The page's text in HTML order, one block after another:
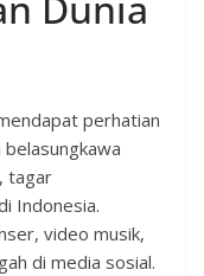
perhatian
tagar
Indonesia.
video musik,
di media sosial.